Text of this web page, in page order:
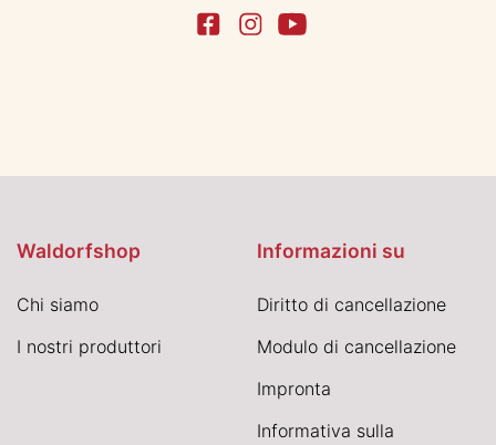
Waldorfshop
Chi siamo
I nostri produttori
Informazioni su
Diritto di cancellazione
Modulo di cancellazione
Impronta
Informativa sulla